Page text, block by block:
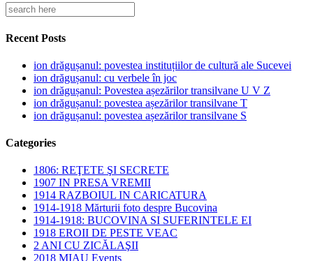
Recent Posts
ion drăgușanul: povestea instituțiilor de cultură ale Sucevei
ion drăgușanul: cu verbele în joc
ion drăgușanul: Povestea așezărilor transilvane U V Z
ion drăgușanul: povestea așezărilor transilvane T
ion drăgușanul: povestea așezărilor transilvane S
Categories
1806: REŢETE ŞI SECRETE
1907 IN PRESA VREMII
1914 RAZBOIUL IN CARICATURA
1914-1918 Mărturii foto despre Bucovina
1914-1918: BUCOVINA SI SUFERINTELE EI
1918 EROII DE PESTE VEAC
2 ANI CU ZICĂLAŞII
2018 MIAU Events